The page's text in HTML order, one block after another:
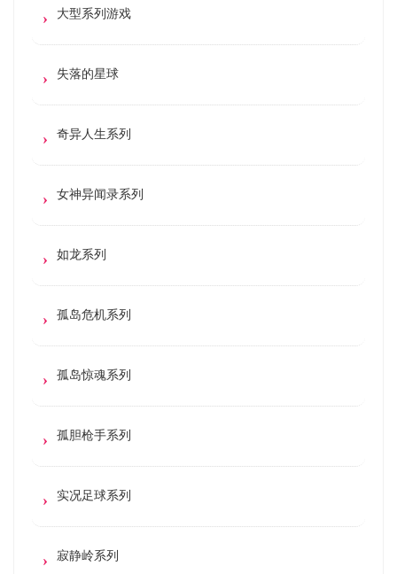
大型系列游戏
失落的星球
奇异人生系列
女神异闻录系列
如龙系列
孤岛危机系列
孤岛惊魂系列
孤胆枪手系列
实况足球系列
寂静岭系列